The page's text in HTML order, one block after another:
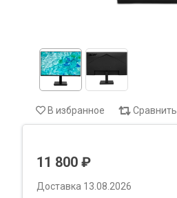
В избранное Сравнить
11 800 ₽
Доставка 13.08.2026